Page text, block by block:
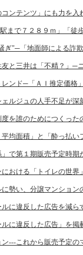
ンテンツ」にも力を入
まで７２８９ｍ」「徒
ぎ"─「地面師による詐
と三井は「不精？」─
ンド─「ＡＩ推定価格
ルジュの人手不足が深
を誰のためにつくった
均面積」と「酔っ払
で第１期販売予定時期
おける「トイレの世界
勢い、分譲マンション
に違反した広告を減ら
に違反した広告」を掲
---これから販売予定